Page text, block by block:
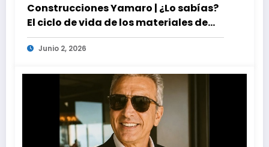
Construcciones Yamaro | ¿Lo sabías?
El ciclo de vida de los materiales de
construcción revoluciona eficiencia
en proyectos modernos
Junio 2, 2026